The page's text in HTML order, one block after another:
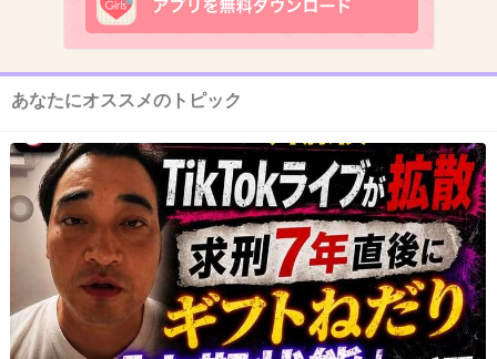
2013/04/28(日) 21:39:29
どうせ話題性を狙っただけじゃないの
9. 匿名2013/04/28(日) 21:40:08
つーか博多で仕事してんの？
+46 -4
あなたにオススメのトピック